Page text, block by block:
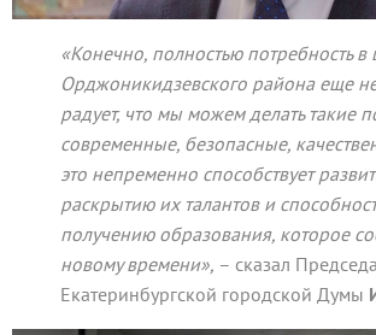
«Конечно, полностью потребность в
Орджоникидзевского района еще
радует, что мы можем делать такие
современные, безопасные,
это непременно способствует
раскрытию их талантов и
получению образования, которое
новому времени», – сказал
Екатеринбургской городской Думы